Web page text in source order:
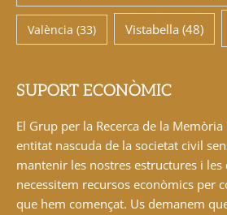
València (33) Vistabella (48)
SUPORT ECONÒMIC
El Grup per la Recerca de la
entitat nascuda de la societat civil
mantenir les nostres estructures i
necessitem recursos econòmics per
que hem començat. Us demanem